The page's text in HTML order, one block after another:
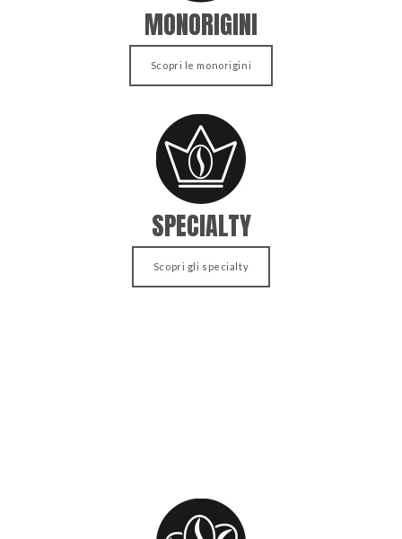
MONORIGINI
Scopri le monorigini
SPECIALTY
Scopri gli specialty